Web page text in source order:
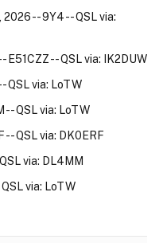
-- 9Y4 -- QSL via:
-- QSL via: IK2DUW
QSL via: LoTW
-- QSL via: LoTW
-- QSL via: DK0ERF
via: DL4MM
via: LoTW